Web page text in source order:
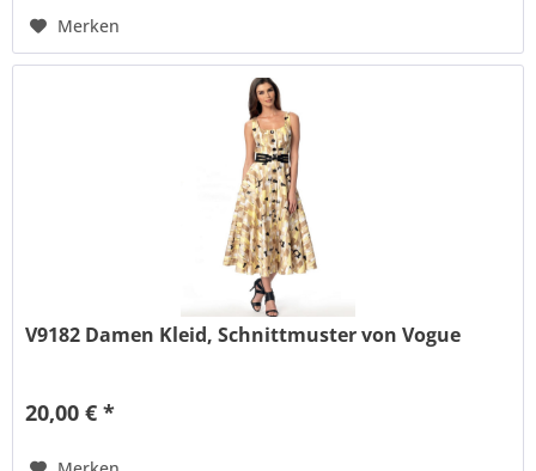
Merken
V9182 Damen Kleid, Schnittmuster von Vogue
20,00 € *